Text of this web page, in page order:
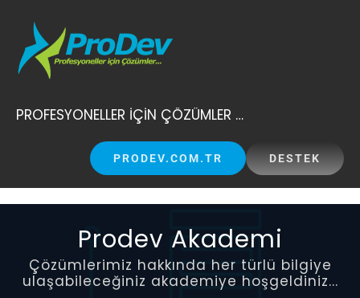
content
PROFESYONELLER İÇİN ÇÖZÜMLER …
PRODEV.COM.TR DESTEK
Prodev Akademi
Çözümlerimiz hakkında her türlü bilgiye
ulaşabileceğiniz akademiye hoşgeldiniz...